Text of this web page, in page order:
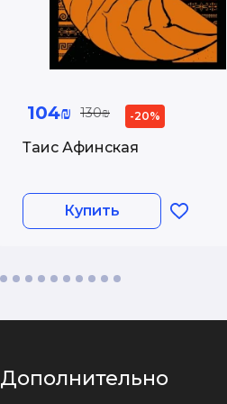
104₪ 130₪ -20%
Таис Афинская
Купить
Дополнительно